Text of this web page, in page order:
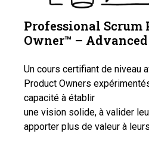
Professional Scrum
Owner™️ – Advanced
Un cours certifiant de niveau
Product Owners
capacité à établir
une vision solide, à valider
apporter plus de valeur à